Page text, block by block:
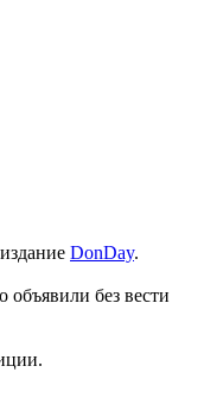
DonDay.
объявили без вести